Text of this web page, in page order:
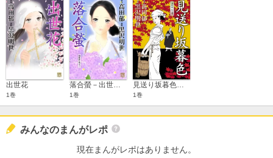
出世花
1巻 1巻 1巻
みんなのまんがレポ
現在まんがレポはありません。